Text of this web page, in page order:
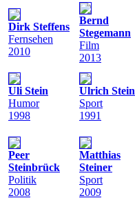
Dirk Steffens
Fernsehen
2010
Bernd
Stegemann
Film
2013
Uli Stein
Humor
1998
Ulrich Stein
Sport
1991
Peer
Steinbrück
Politik
2008
Matthias
Steiner
Sport
2009